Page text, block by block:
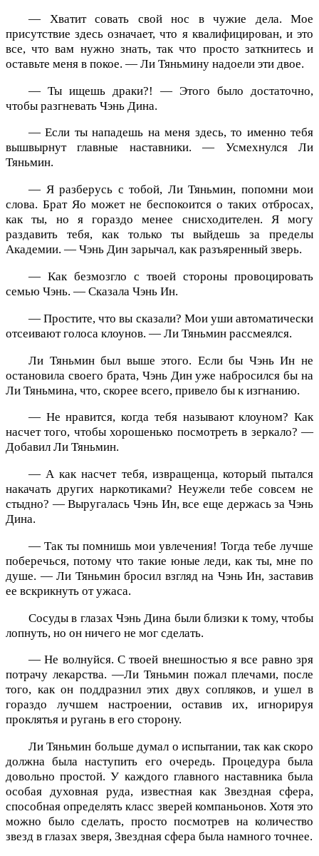
— Хватит совать свой нос в чужие дела. Мое
присутствие здесь означает, что я квалифицирован, и это
все, что вам нужно знать, так что просто заткнитесь и
оставьте меня в покое. — Ли Тяньмину надоели эти двое.
— Ты ищешь драки?! — Этого было достаточно,
чтобы разгневать Чэнь Дина.
— Если ты нападешь на меня здесь, то именно тебя
вышвырнут главные наставники. — Усмехнулся Ли
Тяньмин.
— Я разберусь с тобой, Ли Тяньмин, попомни мои
слова. Брат Яо может не беспокоится о таких отбросах,
как ты, но я гораздо менее снисходителен. Я могу
раздавить тебя, как только ты выйдешь за пределы
Академии. — Чэнь Дин зарычал, как разъяренный зверь.
— Как безмозгло с твоей стороны провоцировать
семью Чэнь. — Сказала Чэнь Ин.
— Простите, что вы сказали? Мои уши автоматически
отсеивают голоса клоунов. — Ли Тяньмин рассмеялся.
Ли Тяньмин был выше этого. Если бы Чэнь Ин не
остановила своего брата, Чэнь Дин уже набросился бы на
Ли Тяньмина, что, скорее всего, привело бы к изгнанию.
— Не нравится, когда тебя называют клоуном? Как
насчет того, чтобы хорошенько посмотреть в зеркало? —
Добавил Ли Тяньмин.
— А как насчет тебя, извращенца, который пытался
накачать других наркотиками? Неужели тебе совсем не
стыдно? — Выругалась Чэнь Ин, все еще держась за Чэнь
Дина.
— Так ты помнишь мои увлечения! Тогда тебе лучше
поберечься, потому что такие юные леди, как ты, мне по
душе. — Ли Тяньмин бросил взгляд на Чэнь Ин, заставив
ее вскрикнуть от ужаса.
Сосуды в глазах Чэнь Дина были близки к тому, чтобы
лопнуть, но он ничего не мог сделать.
— Не волнуйся. С твоей внешностью я все равно зря
потрачу лекарства. —Ли Тяньмин пожал плечами, после
того, как он поддразнил этих двух сопляков, и ушел в
гораздо лучшем настроении, оставив их, игнорируя
проклятья и ругань в его сторону.
Ли Тяньмин больше думал о испытании, так как скоро
должна была наступить его очередь. Процедура была
довольно простой. У каждого главного наставника была
особая духовная руда, известная как Звездная сфера,
способная определять класс зверей компаньонов. Хотя это
можно было сделать, просто посмотрев на количество
звезд в глазах зверя, Звездная сфера была намного точнее.